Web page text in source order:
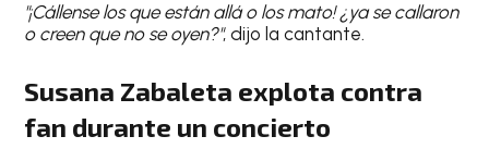
"¡Cállense los que están allá o los mato! ¿ya se callaron
o creen que no se oyen?", dijo la cantante.
Susana Zabaleta explota contra
fan durante un concierto